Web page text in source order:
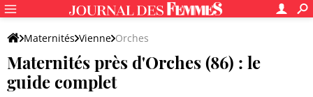
Maternités Vienne Orches
Maternités près d'Orches (86) : le
guide complet